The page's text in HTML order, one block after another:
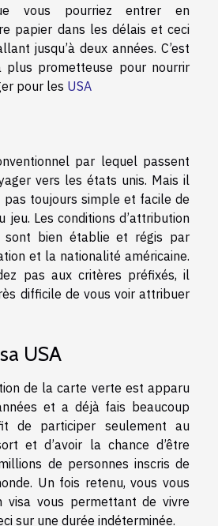
vous pourriez entrer en
papier dans les délais et ceci
jusqu’à deux années. C’est
plus prometteuse pour nourrir
pour les USA
par lequel passent
vers les états unis. Mais il
pas toujours simple et facile de
jeu. Les conditions d’attribution
bien établie et régis par
et la nationalité américaine.
pas aux critères préfixés, il
difficile de vous voir attribuer
USA
de la carte verte est apparu
et a déjà fais beaucoup
de participer seulement au
et d’avoir la chance d’être
de personnes inscris de
Un fois retenu, vous vous
visa vous permettant de vivre
sur une durée indéterminée.